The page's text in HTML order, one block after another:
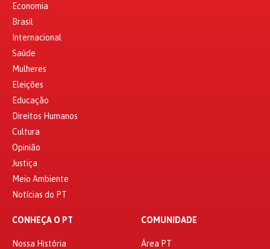
Economia
Brasil
Internacional
Saúde
Mulheres
Eleições
Educação
Direitos Humanos
Cultura
Opinião
Justiça
Meio Ambiente
Notícias do PT
CONHEÇA O PT
Nossa História
COMUNIDADE
Área PT